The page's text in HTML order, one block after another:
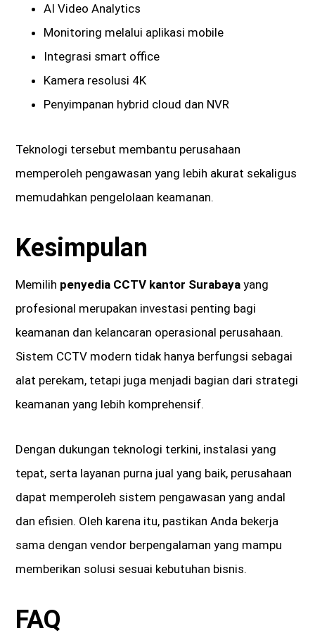
AI Video Analytics
Monitoring melalui aplikasi mobile
Integrasi smart office
Kamera resolusi 4K
Penyimpanan hybrid cloud dan NVR
Teknologi tersebut membantu perusahaan
memperoleh pengawasan yang lebih akurat sekaligus
memudahkan pengelolaan keamanan.
Kesimpulan
Memilih penyedia CCTV kantor Surabaya yang
profesional merupakan investasi penting bagi
keamanan dan kelancaran operasional perusahaan.
Sistem CCTV modern tidak hanya berfungsi sebagai
alat perekam, tetapi juga menjadi bagian dari strategi
keamanan yang lebih komprehensif.
Dengan dukungan teknologi terkini, instalasi yang
tepat, serta layanan purna jual yang baik, perusahaan
dapat memperoleh sistem pengawasan yang andal
dan efisien. Oleh karena itu, pastikan Anda bekerja
sama dengan vendor berpengalaman yang mampu
memberikan solusi sesuai kebutuhan bisnis.
FAQ